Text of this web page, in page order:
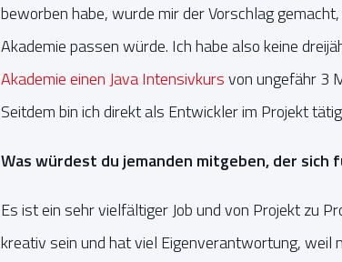
beworben habe, wurde mir der Vorschlag
Akademie passen würde. Ich habe also keine
Akademie einen Java Intensivkursvon ungefähr 3
Seitdem bin ich direkt als Entwickler im Projekt
Was würdest du jemanden mitgeben, der sich
Es ist ein sehr vielfältiger Job und von Projekt zu
kreativ sein und hat viel Eigenverantwortung,